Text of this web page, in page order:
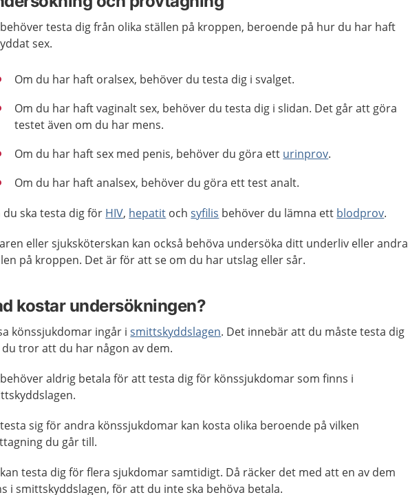
testa dig från olika ställen på kroppen, beroende på hur du har haft
sex.
Om du har haft oralsex, behöver du testa dig i svalget.
Om du har haft vaginalt sex, behöver du testa dig i slidan. Det går att göra
testet även om du har mens.
Om du har haft sex med penis, behöver du göra ett urinprov.
Om du har haft analsex, behöver du göra ett test analt.
du ska testa dig för HIV, hepatit ochsyfilis behöver du lämna ett blodprov.
eller sjuksköterskan kan också behöva undersöka ditt underliv eller andra
på kroppen. Det är för att se om du har utslag eller sår.
kostar undersökningen?
könssjukdomar ingår ismittskyddslagen. Det innebär att du måste testa dig
tror att du har någon av dem.
aldrig betala för att testa dig för könssjukdomar som finns i
sig för andra könssjukdomar kan kosta olika beroende på vilken
du går till.
testa dig för flera sjukdomar samtidigt. Då räcker det med att en av dem
i smittskyddslagen, för att du inte ska behöva betala.